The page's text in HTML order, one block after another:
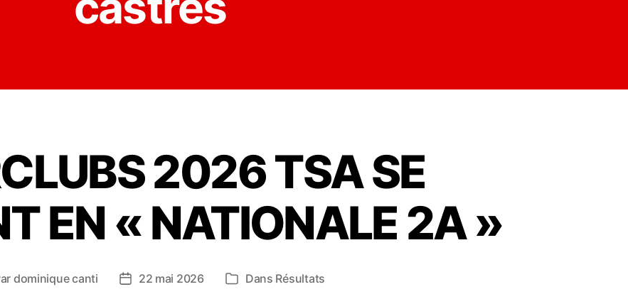
2026 TSA SE
EN « NATIONALE 2A »
dominique canti
Date22 mai 2026 Catégories
Dans Résultats